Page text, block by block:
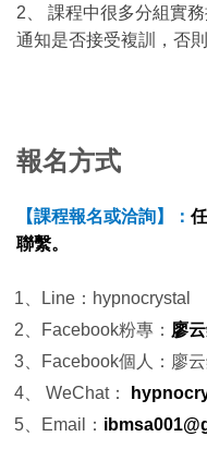
2、 課程中很多分組實
通知是否接受複訓，否
報名方式
【課程報名或洽詢】：
聯繫。
1、Line：hypnocrystal
2、
Facebook粉專： 廖
3、Facebook個人：廖云
4、
WeChat：
5、
Email：